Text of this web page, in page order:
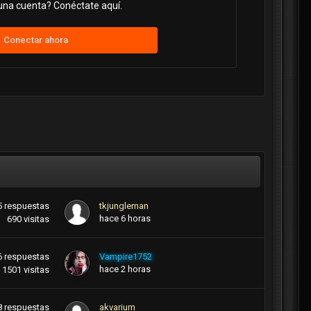
cuenta? Conéctate aquí.
Conectar ahora
respuestas
690 visitas
tkjungleman
hace 6 horas
respuestas
1501 visitas
Vampire1752
hace 2 horas
respuestas akvarium